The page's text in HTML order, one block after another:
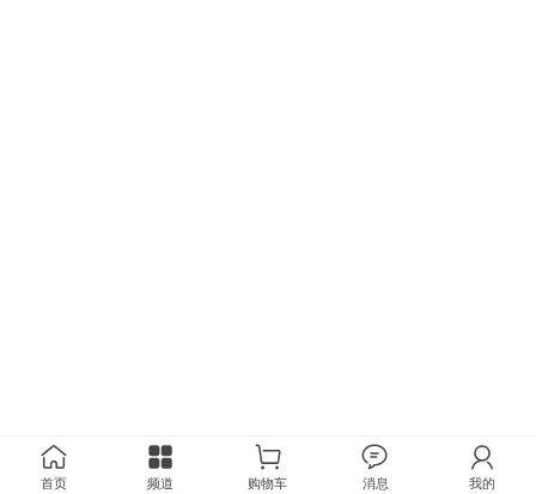
首页 频道 购物车 消息 我的